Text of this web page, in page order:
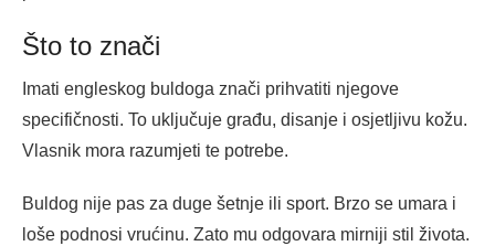
Što to znači
Imati engleskog buldoga znači prihvatiti njegove
specifičnosti. To uključuje građu, disanje i osjetljivu kožu.
Vlasnik mora razumjeti te potrebe.
Buldog nije pas za duge šetnje ili sport. Brzo se umara i
loše podnosi vrućinu. Zato mu odgovara mirniji stil života.